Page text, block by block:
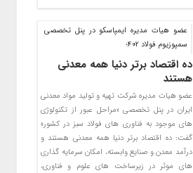
عضو هیات مدیره ایمپاسکو در پنل تخصصی
سمپوزیوم فولاد 402؛
ده اقتصاد برتر دنیا همه معدنی
هستند
عضو هیات مدیره شرکت تهیه و تولید مواد معدنی
ایران در پنل تخصصی «مراحل عبور از تکنولوژی
های موجود به فناوری های فولاد سبز در کشور»
گفت: ده اقتصاد برتر دنیا همه معدنی هستند و
درآمد معدن و صنایع وابسته، امکان سرمایه گذاری
های موثر در زیرساخت های علوم و فناوری،